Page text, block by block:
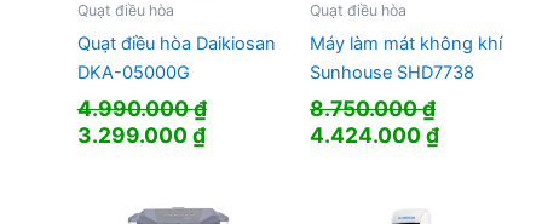
Quạt điều hòa
Quạt điều hòa Daikiosan
DKA-05000G
4.990.000₫
Giá
4.990.000 ₫.
3.299.000₫Giá
là:
Quạt điều hòa
Máy làm mát không khí
Sunhouse SHD7738
8.750.000₫
Giá
8.750.000 ₫.
4.424.000₫Giá